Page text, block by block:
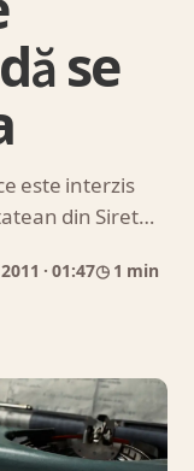
se
este interzis
din Siret…
· 01:47◷ 1 min